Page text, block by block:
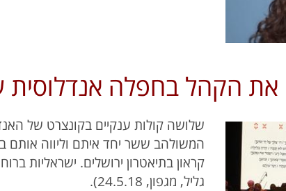
את הקהל בחפלה
שלושה קולות ענקיים בקונצרט של
המשולהב ששר יחד איתם וליווה אותם
קראון בתיאטרון ירושלים. ישראליות
גליל, מגפון, 24.5.18).